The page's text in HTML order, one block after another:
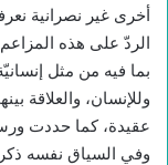
أخرى غير نصرانية
الردّ على هذه
بما فيه من مثل
وللإنسان، والعلاقة
عقيدة، كما حددت